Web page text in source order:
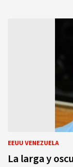
EEUU VENEZUELA
La larga y